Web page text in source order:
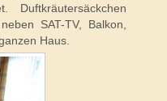
Duftkräutersäckchen
SAT-TV, Balkon,
Haus.